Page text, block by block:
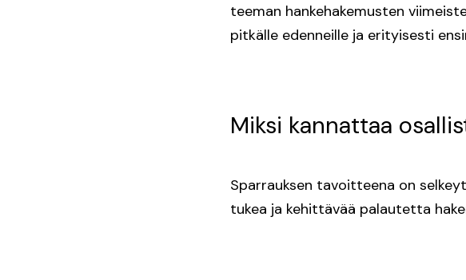
teeman hankehakemusten
pitkälle edenneille ja erityisesti
Miksi kannattaa
Sparrauksen tavoitteena on
tukea ja kehittävää palautetta